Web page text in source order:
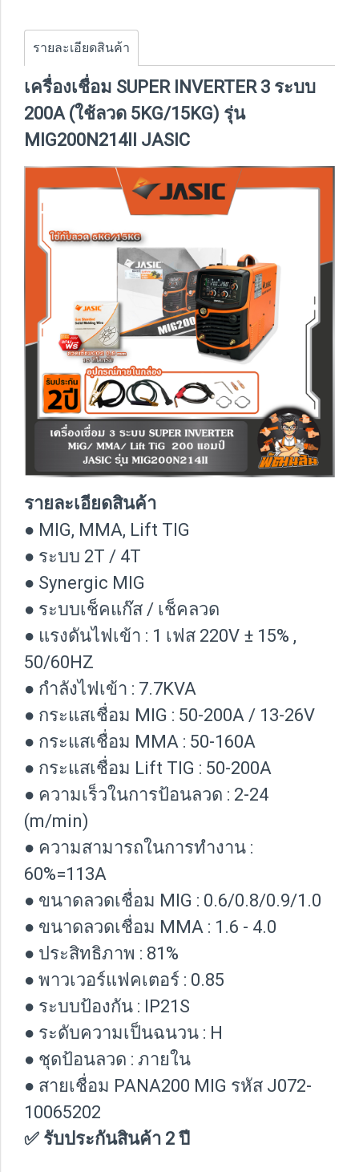
รายละเอียดสินค้า
เครื่องเชื่อม SUPER INVERTER 3 ระบบ
200A (ใช้ลวด 5KG/15KG) รุ่น
MIG200N214II JASIC
รายละเอียดสินค้า
● MIG, MMA, Lift TIG
● ระบบ 2T / 4T
● Synergic MIG
● ระบบเช็คแก๊ส / เช็คลวด
● แรงดันไฟเข้า : 1 เฟส 220V ± 15% ,
50/60HZ
● กำลังไฟเข้า : 7.7KVA
● กระแสเชื่อม MIG : 50-200A / 13-26V
● กระแสเชื่อม MMA : 50-160A
● กระแสเชื่อม Lift TIG : 50-200A
● ความเร็วในการป้อนลวด : 2-24
(m/min)
● ความสามารถในการทำงาน :
60%=113A
● ขนาดลวดเชื่อม MIG : 0.6/0.8/0.9/1.0
● ขนาดลวดเชื่อม MMA : 1.6 - 4.0
● ประสิทธิภาพ : 81%
● พาวเวอร์แฟคเตอร์ : 0.85
● ระบบป้องกัน : IP21S
● ระดับความเป็นฉนวน : H
● ชุดป้อนลวด : ภายใน
● สายเชื่อม PANA200 MIG รหัส J072-
10065202
✅ รับประกันสินค้า 2 ปี